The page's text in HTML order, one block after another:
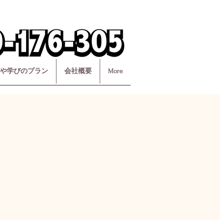
学びのプラン 会社概要 More